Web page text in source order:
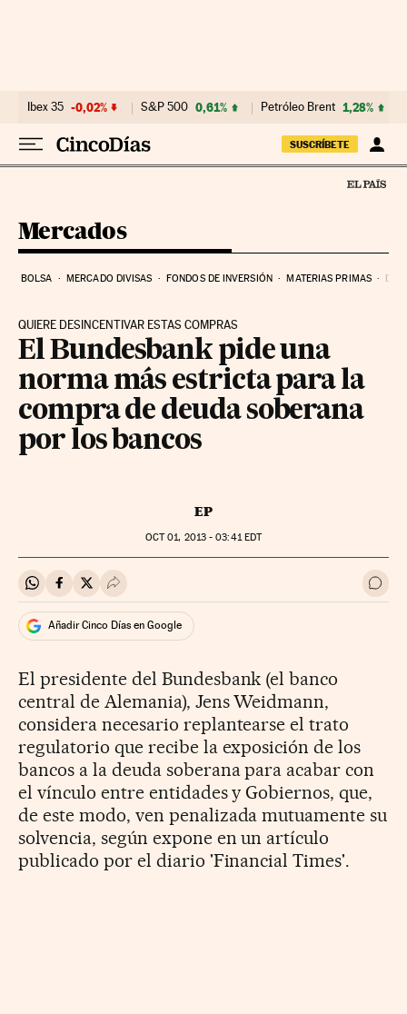
Ibex 35 -0,02% S&P 500 0,61% Petróleo Brent 1,28%
SUSCRÍBETE
Mercados
BOLSA MERCADO DIVISAS FONDOS DE INVERSIÓN MATERIAS PRIMAS
QUIERE DESINCENTIVAR ESTAS COMPRAS
El Bundesbank pide una
norma más estricta para la
compra de deuda soberana
por los bancos
EP
OCT01, 2013 - 03:41 EDT
Compartir en Whatsapp
Compartir en Facebook
Compartir en Twitter
Desplegar Redes Sociales Ir a
Añadir Cinco Días en Google
El presidente del Bundesbank (el banco
central de Alemania), Jens Weidmann,
considera necesario replantearse el trato
regulatorio que recibe la exposición de los
bancos a la deuda soberana para acabar con
el vínculo entre entidades y Gobiernos, que,
de este modo, ven penalizada mutuamente su
solvencia, según expone en un artículo
publicado por el diario 'Financial Times'.